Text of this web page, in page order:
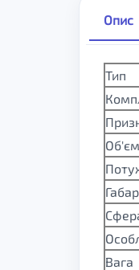
Опис
Тип
Вага